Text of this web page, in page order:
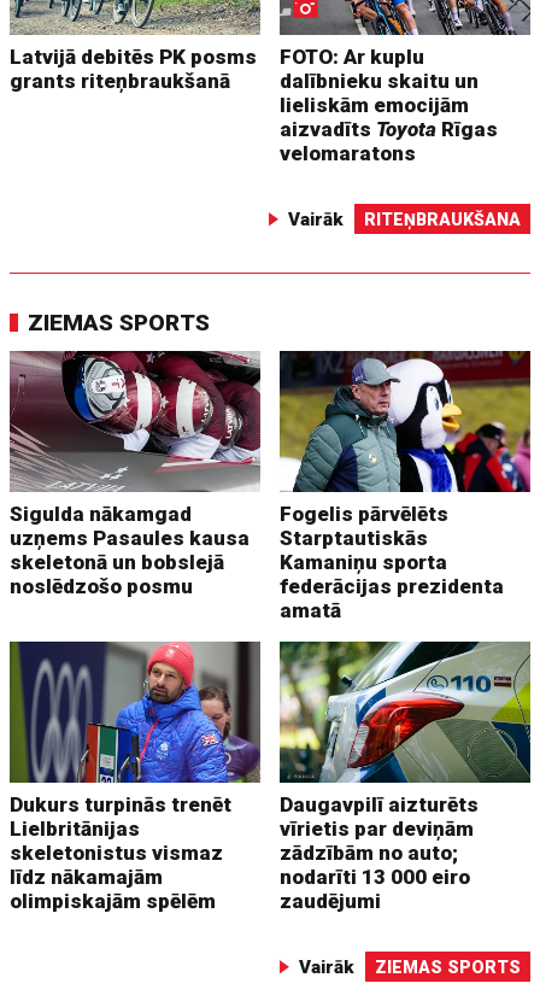
Latvijā debitēs PK posms
grants riteņbraukšanā
FOTO: Ar kuplu
dalībnieku skaitu un
lieliskām emocijām
aizvadīts Toyota Rīgas
velomaratons
Vairāk RITEŅBRAUKŠANA
ZIEMAS SPORTS
Sigulda nākamgad
uzņems Pasaules kausa
skeletonā un bobslejā
noslēdzošo posmu
Fogelis pārvēlēts
Starptautiskās
Kamaniņu sporta
federācijas prezidenta
amatā
Dukurs turpinās trenēt
Lielbritānijas
skeletonistus vismaz
līdz nākamajām
olimpiskajām spēlēm
Daugavpilī aizturēts
vīrietis par deviņām
zādzībām no auto;
nodarīti 13 000 eiro
zaudējumi
Vairāk ZIEMAS SPORTS